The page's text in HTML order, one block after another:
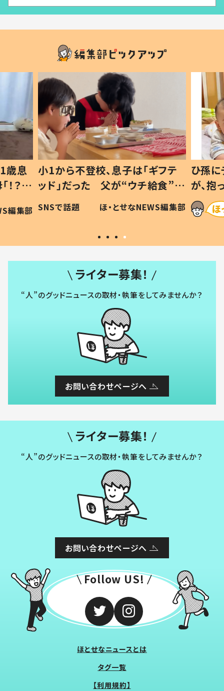
歳息
？」
編集部
小1から不登校、息子は「ギフテ
ッド」だった 父が“ウチ給食”を
作り続ける理由とは #令和の親
#令和の子
SNSで話題 ほ・とせなNEWS編集部
ひ孫
が、
「涙が
い」
ライター募集！
“人”のグッドニュースの取材・執筆をしてみませんか？
お問い合わせページへ
ライター募集！
“人”のグッドニュースの取材・執筆をしてみませんか？
お問い合わせページへ
Follow US!
ほとせなニュースとは
タグ一覧
【利用規約】